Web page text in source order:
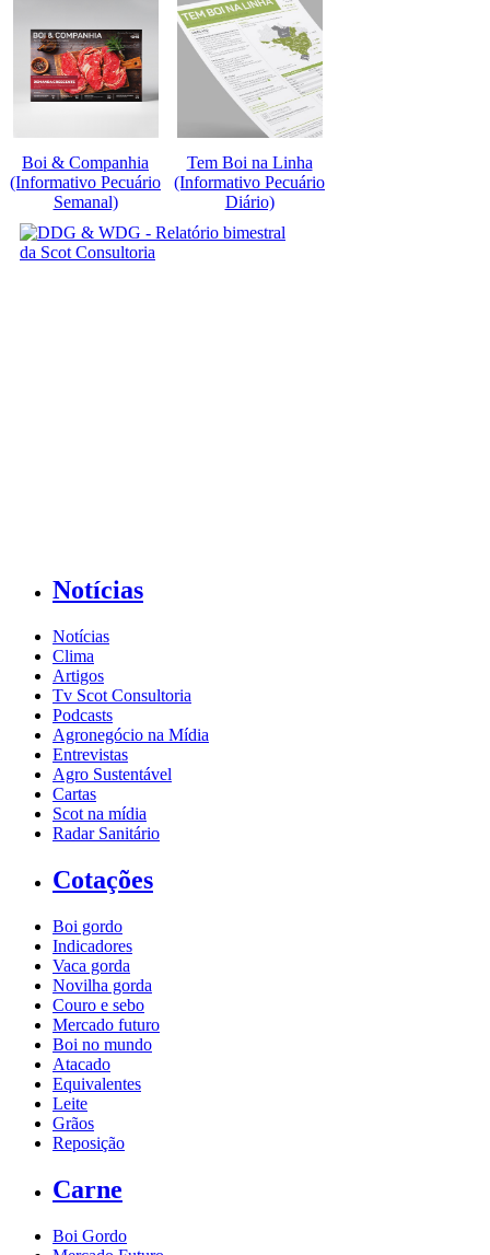
Boi & Companhia
(Informativo Pecuário
Semanal)
Tem Boi na Linha
(Informativo Pecuário
Diário)
Notícias
Notícias
Clima
Artigos
Tv Scot Consultoria
Podcasts
Agronegócio na Mídia
Entrevistas
Agro Sustentável
Cartas
Scot na mídia
Radar Sanitário
Cotações
Boi gordo
Indicadores
Vaca gorda
Novilha gorda
Couro e sebo
Mercado futuro
Boi no mundo
Atacado
Equivalentes
Leite
Grãos
Reposição
Carne
Boi Gordo